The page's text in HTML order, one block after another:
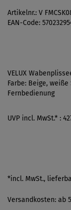
Artikelnr.: V
EAN-Code:
VELUX
Farbe: Beige,
Fernbedienung
UVP incl. MwSt.* :
*incl. MwSt.,
Versandkosten: ab